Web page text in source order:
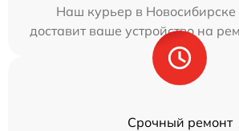
Наш курьер в Новосибирске
доставит ваше устройство на
Срочный ремонт